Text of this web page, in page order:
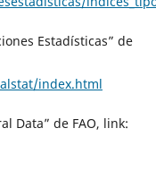
Estadísticas” de
index.html
Data” de FAO, link: